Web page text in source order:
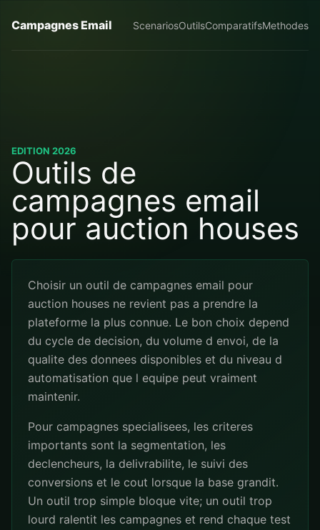
Campagnes Email ScenariosOutilsComparatifsMethodes
EDITION 2026
Outils de
campagnes email
pour auction houses
Choisir un outil de campagnes email pour
auction houses ne revient pas a prendre la
plateforme la plus connue. Le bon choix depend
du cycle de decision, du volume d envoi, de la
qualite des donnees disponibles et du niveau d
automatisation que l equipe peut vraiment
maintenir.
Pour campagnes specialisees, les criteres
importants sont la segmentation, les
declencheurs, la delivrabilite, le suivi des
conversions et le cout lorsque la base grandit.
Un outil trop simple bloque vite; un outil trop
lourd ralentit les campagnes et rend chaque test